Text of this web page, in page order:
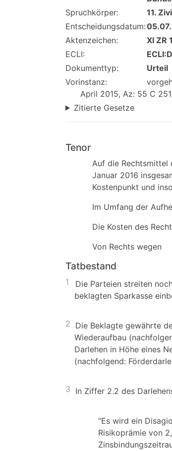
Spruchkörper:
11.
Entscheidungsdatum:
Aktenzeichen:
XI ZR
ECLI:
Dokumenttyp:
Urteil
Vorinstanz:
April 2015, Az: 55 C
Zitierte Gesetze
Tenor
Auf die Rechtsmittel
Januar 2016
Kostenpunkt und
Im Umfang der
Die Kosten des
Von Rechts wegen
Tatbestand
1
Die Parteien streiten
beklagten Sparkasse
2 Die Beklagte gewährte
Wiederaufbau
Darlehen in Höhe eines
(nachfolgend:
3 In Ziffer 2.2 des
"Es wird ein
Risikoprämie von